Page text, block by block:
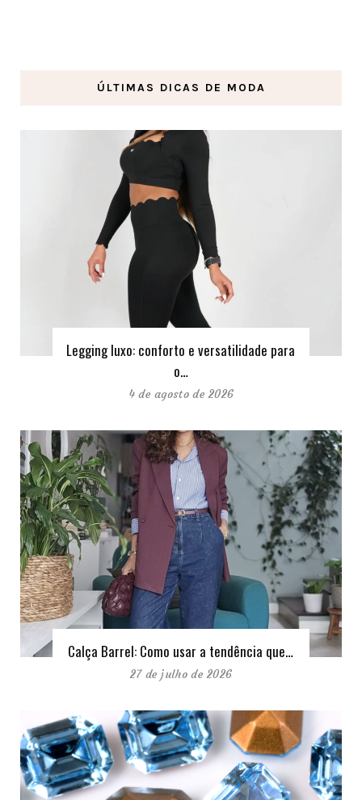
ÚLTIMAS DICAS DE MODA
Legging luxo: conforto e versatilidade para
o…
4 de agosto de 2026
Calça Barrel: Como usar a tendência que…
27 de julho de 2026